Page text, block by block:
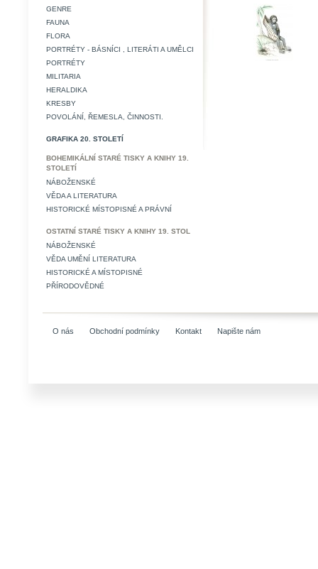
GENRE
FAUNA
FLORA
PORTRÉTY - BÁSNÍCI , LITERÁTI A UMĚLCI
PORTRÉTY
MILITARIA
HERALDIKA
KRESBY
POVOLÁNÍ, ŘEMESLA, ČINNOSTI.
GRAFIKA 20. STOLETÍ
BOHEMIKÁLNÍ STARÉ TISKY A KNIHY 19.
STOLETÍ
NÁBOŽENSKÉ
VĚDA A LITERATURA
HISTORICKÉ MÍSTOPISNÉ A PRÁVNÍ
OSTATNÍ STARÉ TISKY A KNIHY 19. STOL
NÁBOŽENSKÉ
VĚDA UMĚNÍ LITERATURA
HISTORICKÉ A MÍSTOPISNÉ
PŘÍRODOVĚDNÉ
O nás Obchodní podmínky Kontakt Napište nám